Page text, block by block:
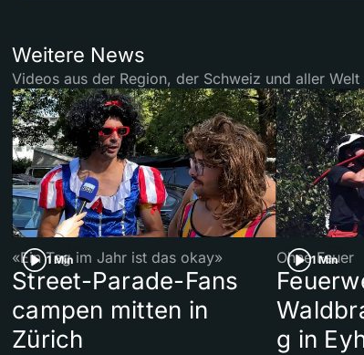
Weitere News
Videos aus der Region, der Schweiz und aller Welt
1 Min
«Ein Tag im Jahr ist das okay»
Street-Parade-Fans
campen mitten in
Zürich
1 Min
Ohne Feuer
g in